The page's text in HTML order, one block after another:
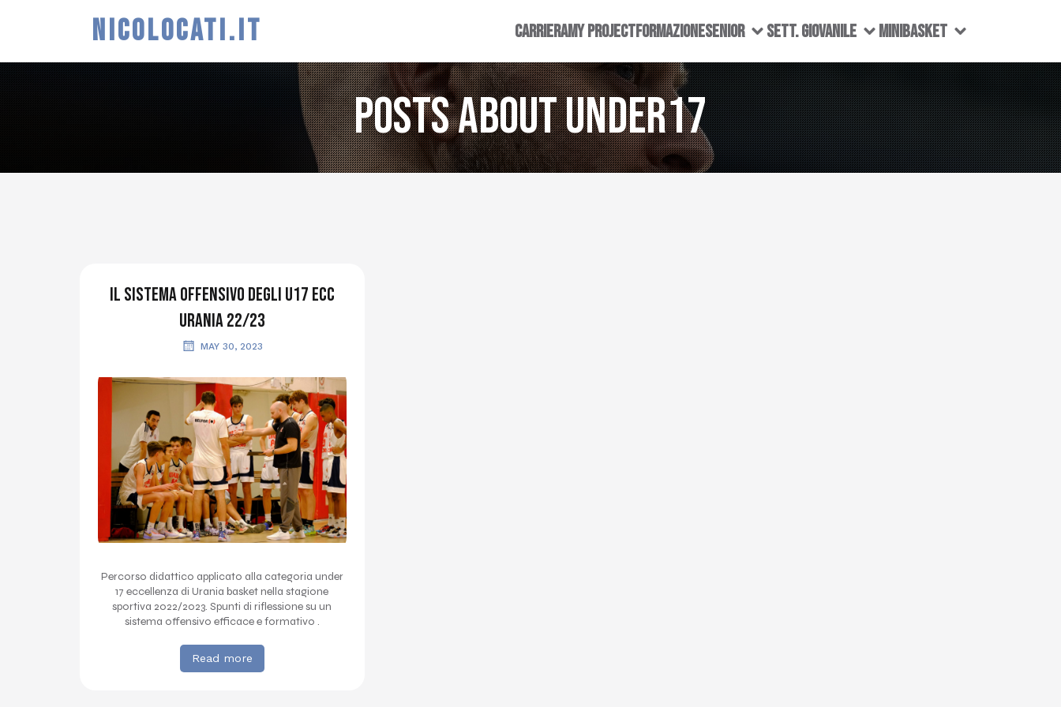
NICOLOCATI.IT CARRIERAMY PROJECTFORMAZIONESENIOR SETT. GIOVANILE MINIBASKET
Posts about under17
Il sistema offensivo degli U17 Ecc
Urania 22/23
MAY 30, 2023
Percorso didattico applicato alla categoria under
17 eccellenza di Urania basket nella stagione
sportiva 2022/2023. Spunti di riflessione su un
sistema offensivo efficace e formativo .
Read more